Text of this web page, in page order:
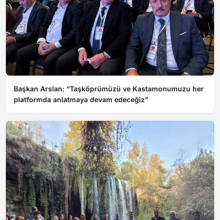
Başkan Arslan: “Taşköprümüzü ve Kastamonumuzu her
platformda anlatmaya devam edeceğiz”